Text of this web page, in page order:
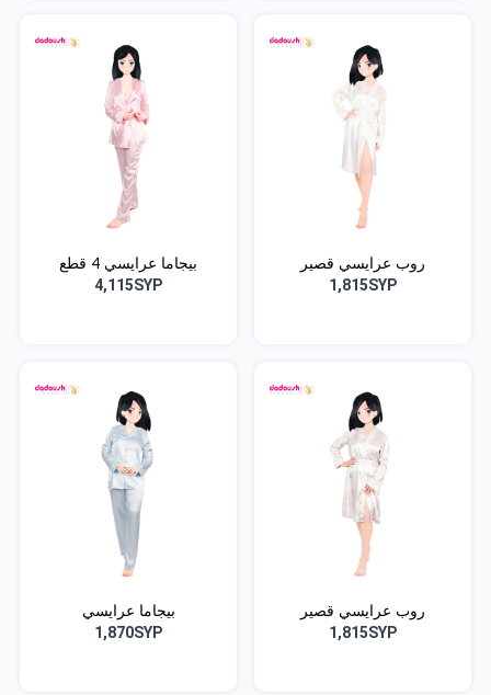
روب عرايسي قصير
1,815SYP
بيجاما عرايسي 4 قطع
4,115SYP
روب عرايسي قصير
1,815SYP
بيجاما عرايسي
1,870SYP